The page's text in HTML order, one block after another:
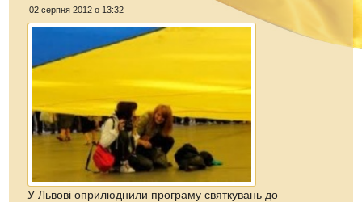
02 серпня 2012 о 13:32
У Львові оприлюднили програму святкувань до